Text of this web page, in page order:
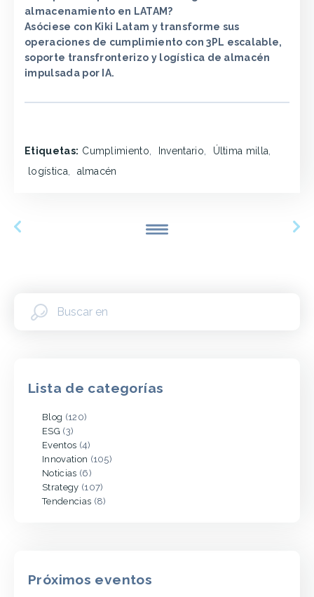
almacenamiento en LATAM?
Asóciese con Kiki Latam y transforme sus
operaciones de cumplimiento con 3PL escalable,
soporte transfronterizo y logística de almacén
impulsada por IA.
Etiquetas: Cumplimiento, Inventario, Última milla,
logística, almacén
Lista de categorías
Blog (120)
ESG (3)
Eventos (4)
Innovation (105)
Noticias (6)
Strategy (107)
Tendencias (8)
Próximos eventos